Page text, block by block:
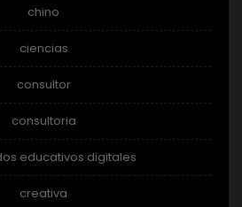
chino
ciencias
consultor
consultoria
educativos digitales
creativa